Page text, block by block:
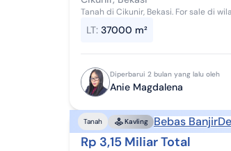
Tanah di Cikunir, Bekasi. For sale di wilayah yang tenang. Dengan rinciannya adalah sebagai berikut: -
LT: 37000 m²
Diperbarui 2 bulan yang lalu oleh
Anie Magdalena
Tanah Kavling Bebas Banjir
Rp 3,15 Miliar Total